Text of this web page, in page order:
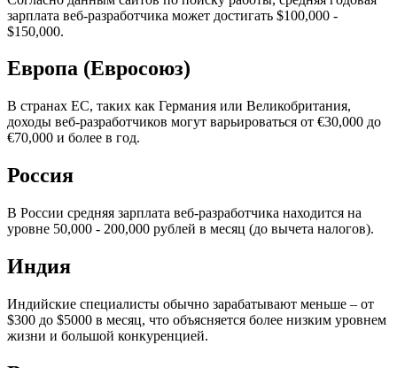
зарплата веб-разработчика может достигать $100,000 -
$150,000.
Европа (Евросоюз)
В странах ЕС, таких как Германия или Великобритания,
доходы веб-разработчиков могут варьироваться от €30,000 до
€70,000 и более в год.
Россия
В России средняя зарплата веб-разработчика находится на
уровне 50,000 - 200,000 рублей в месяц (до вычета налогов).
Индия
Индийские специалисты обычно зарабатывают меньше – от
$300 до $5000 в месяц, что объясняется более низким уровнем
жизни и большой конкуренцией.